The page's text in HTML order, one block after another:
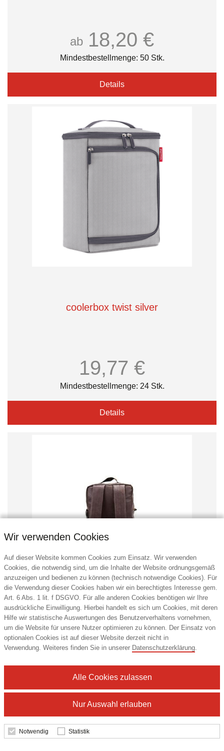
ab 18,20 €
Mindestbestellmenge: 50 Stk.
Details
coolerbox twist silver
19,77 €
Mindestbestellmenge: 24 Stk.
Details
VASAD Klassischer Rucksack
Vasad
ab 23,84 €
Details
Wir verwenden Cookies
Auf dieser Website kommen Cookies zum Einsatz. Wir verwenden
Cookies, die notwendig sind, um die Inhalte der Website ordnungsgemäß
anzuzeigen und bedienen zu können (technisch notwendige Cookies). Für
die Verwendung dieser Cookies haben wir ein berechtigtes Interesse gem.
Art. 6 Abs. 1 lit. f DSGVO. Für alle anderen Cookies benötigen wir Ihre
ausdrückliche Einwilligung. Hierbei handelt es sich um Cookies, mit deren
Hilfe wir statistische Auswertungen des Benutzerverhaltens vornehmen,
um die Website für unsere Nutzer optimieren zu können. Der Einsatz von
optionalen Cookies ist auf dieser Website derzeit nicht in
Verwendung. Weiteres finden Sie in unserer Datenschutzerklärung.
Nur Auswahl erlauben
Alle Cookies zulassen
Notwendig Statistik